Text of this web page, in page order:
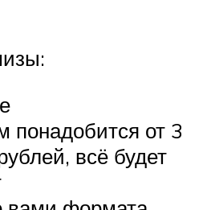
понадобится от 3
всё будет